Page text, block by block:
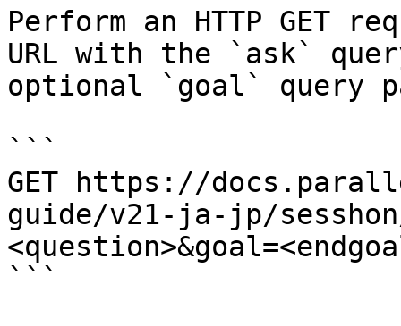
Perform an HTTP GET
URL with the `ask`
optional `goal` query
```
GET https://
guide/v21-ja-jp/sesshon/
```